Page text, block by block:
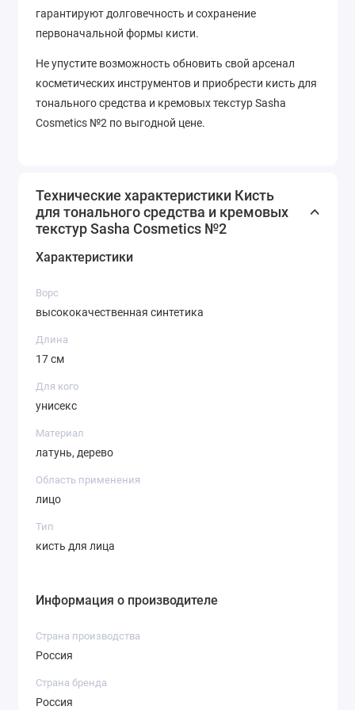
гарантируют долговечность и сохранение
первоначальной формы кисти.
Не упустите возможность обновить свой арсенал
косметических инструментов и приобрести кисть для
тонального средства и кремовых текстур Sasha
Cosmetics №2 по выгодной цене.
Технические характеристики Кисть
для тонального средства и кремовых
текстур Sasha Cosmetics №2
Характеристики
Ворс
высококачественная синтетика
Длина
17 см
Для кого
унисекс
Материал
латунь, дерево
Область применения
лицо
Тип
кисть для лица
Информация о производителе
Страна производства
Россия
Страна бренда
Россия